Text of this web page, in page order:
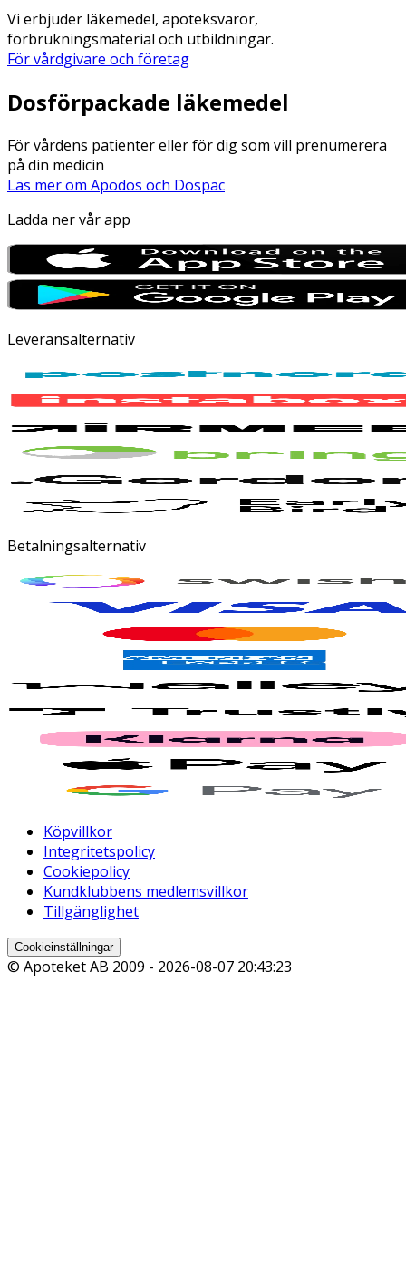
Vi erbjuder läkemedel, apoteksvaror,
förbrukningsmaterial och utbildningar.
För vårdgivare och företag
Dosförpackade läkemedel
För vårdens patienter eller för dig som vill prenumerera
på din medicin
Läs mer om Apodos och Dospac
Ladda ner vår app
Leveransalternativ
Betalningsalternativ
Köpvillkor
Integritetspolicy
Cookiepolicy
Kundklubbens medlemsvillkor
Tillgänglighet
Cookieinställningar
© Apoteket AB 2009 - 2026-08-07 20:43:23